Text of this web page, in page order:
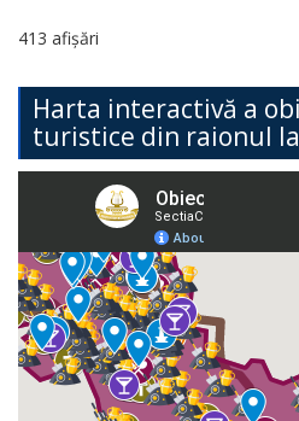
413 afișări
Harta interactivă a
turistice din raionul